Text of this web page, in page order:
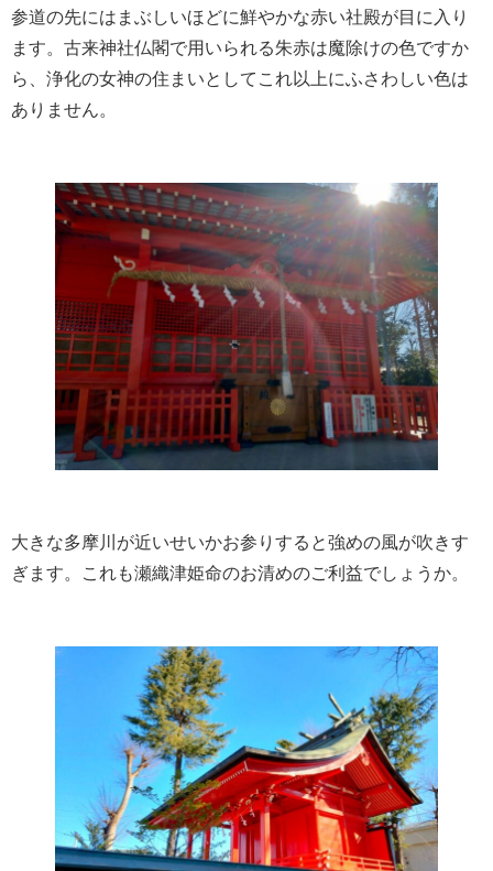
参道の先にはまぶしいほどに鮮やかな赤い社殿が目に入り
ます。古来神社仏閣で用いられる朱赤は魔除けの色ですか
ら、浄化の女神の住まいとしてこれ以上にふさわしい色は
ありません。
大きな多摩川が近いせいかお参りすると強めの風が吹きす
ぎます。これも瀬織津姫命のお清めのご利益でしょうか。